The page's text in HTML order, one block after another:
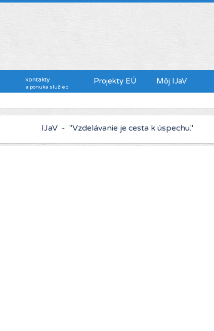
kontakty
a ponuka služieb
Projekty EÚ Môj IJaV
IJaV - "Kto chce viac zarábať, musí sa viac vzdelávať."